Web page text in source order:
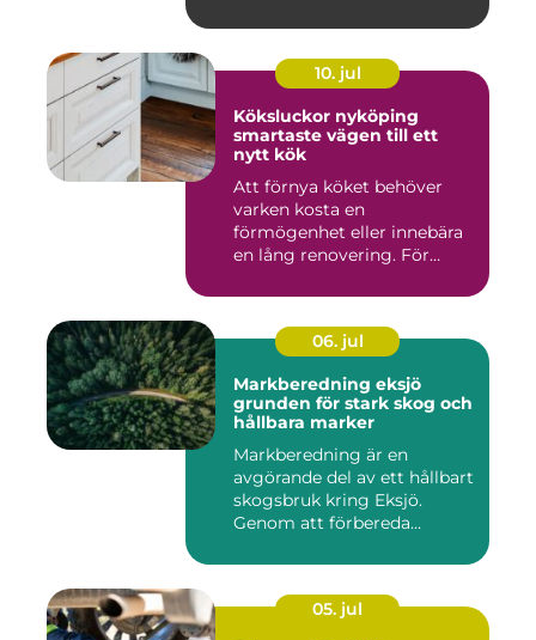
10. jul
Köksluckor nyköping
smartaste vägen till ett
nytt kök
Att förnya köket behöver
varken kosta en
förmögenhet eller innebära
en lång renovering. För
06. jul
Markberedning eksjö
grunden för stark skog och
hållbara marker
Markberedning är en
avgörande del av ett hållbart
skogsbruk kring Eksjö.
Genom att förbereda
05. jul